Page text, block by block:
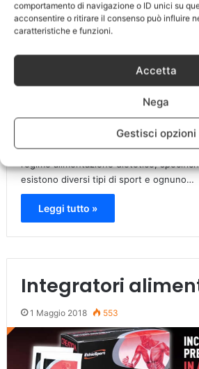
comportamento di navigazione o ID unici su
acconsentire o ritirare il consenso può influire
caratteristiche e funzioni.
Accetta
Nega
Gestisci opzioni
L’alimentazione dello sportivo non
regime alimentazione dietetico,
esistono diversi tipi di sport e ognuno…
Leggi tutto »
Integratori
1 Maggio 2018 553